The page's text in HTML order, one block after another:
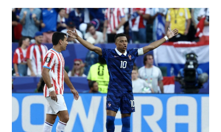
SVJETSKO PRVENSTVO 2026